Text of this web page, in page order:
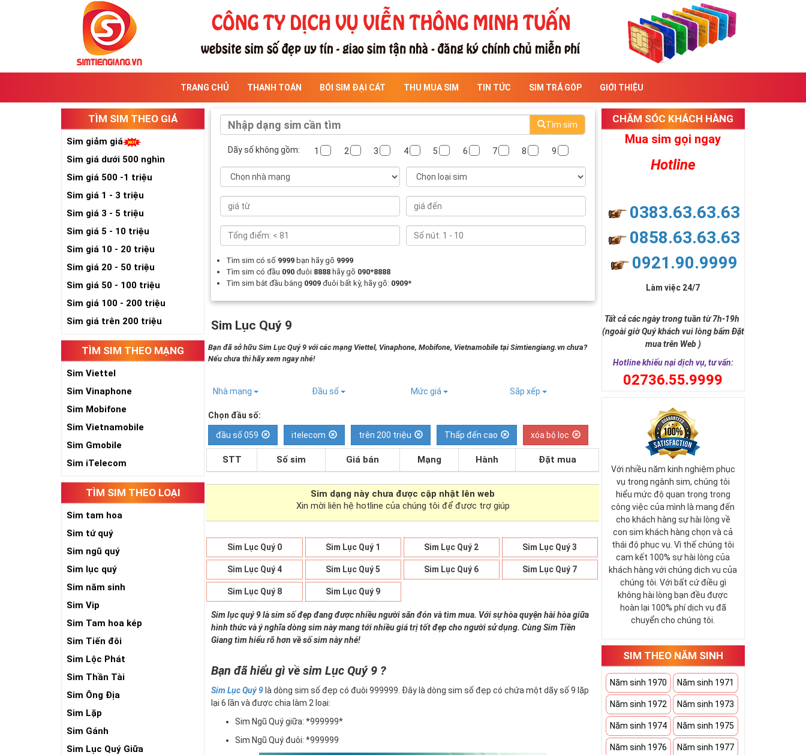
TRANG CHỦ THANH TOÁN BÓI SIM ĐẠI CÁT THU MUA SIM TIN TỨC SIM TRẢ GÓP GIỚI THIỆU
TÌM SIM THEO GIÁ
Sim giảm giá
Sim giá dưới 500 nghìn
Sim giá 500 -1 triệu
Sim giá 1 - 3 triệu
Sim giá 3 - 5 triệu
Sim giá 5 - 10 triệu
Sim giá 10 - 20 triệu
Sim giá 20 - 50 triệu
Sim giá 50 - 100 triệu
Sim giá 100 - 200 triệu
Sim giá trên 200 triệu
TÌM SIM THEO MẠNG
Sim Viettel
Sim Vinaphone
Sim Mobifone
Sim Vietnamobile
Sim Gmobile
Sim iTelecom
TÌM SIM THEO LOẠI
Sim tam hoa
Sim tứ quý
Sim ngũ quý
Sim lục quý
Sim năm sinh
Sim Vip
Sim Tam hoa kép
Sim Tiến đôi
Sim Lộc Phát
Sim Thần Tài
Sim Ông Địa
Sim Lặp
Sim Gánh
Sim Lục Quý Giữa
Tìm sim
Dãy số không gồm: 1 2 3 4 5 6 7 8 9
Tìm sim có số 9999 bạn hãy gõ 9999
Tìm sim có đầu 090đuôi 8888 hãy gõ 090*8888
Tìm sim bắt đầu bằng 0909 đuôi bất kỳ, hãy gõ: 0909*
Sim Lục Quý 9
Bạn đã sở hữu Sim Lục Quý 9 với các mạng Viettel, Vinaphone, Mobifone, Vietnamobile tại Simtiengiang.vn chưa?
Nếu chưa thì hãy xem ngay nhé!
Nhà mạng Đầu số Mức giá Sắp xếp
Chọn đầu số:
đầu số 059 itelecom trên 200 triệu Thấp đến cao xóa bộ lọc
STT Số sim Giá bán Mạng Hành Đặt mua
Sim dạng này chưa được cập nhật lên web
Xin mời liên hệ hotline của chúng tôi để được trợ giúp
Sim Lục Quý 0 Sim Lục Quý 1 Sim Lục Quý 2 Sim Lục Quý 3
Sim Lục Quý 4 Sim Lục Quý 5 Sim Lục Quý 6 Sim Lục Quý 7
Sim Lục Quý 8 Sim Lục Quý 9
Sim lục quý 9 là sim số đẹp đang được nhiều người săn đón và tìm mua. Với sự hòa quyện hài hòa giữa
hình thức và ý nghĩa dòng sim này mang tới nhiều giá trị tốt đẹp cho người sử dụng. Cùng Sim Tiền
Giang tìm hiểu rõ hơn về số sim này nhé!
Bạn đã hiểu gì về sim Lục Quý 9 ?
Sim Lục Quý 9 là dòng sim số đẹp có đuôi 999999. Đây là dòng sim số đẹp có chứa một dãy số 9 lặp
lại 6 lần và được chia làm 2 loại:
Sim Ngũ Quý giữa: *999999*
Sim Ngũ Quý đuôi: *999999
CHĂM SÓC KHÁCH HÀNG
Mua sim gọi ngay
Hotline
0383.63.63.63
0858.63.63.63
0921.90.9999
Làm việc 24/7
Tất cả các ngày trong tuần từ 7h-19h
(ngoài giờ Quý khách vui lòng bấm Đặt
mua trên Web )
Hotline khiếu nại dịch vụ, tư vấn:
02736.55.9999
Với nhiều năm kinh nghiệm phục
vụ trong ngành sim, chúng tôi
hiểu mức độ quan trọng trong
công việc của mình là mang đến
cho khách hàng sự hài lòng về
con sim khách hàng chọn và cả
thái độ phục vụ. Vì thế chúng tôi
cam kết 100% sự hài lòng của
khách hàng với chúng dịch vụ của
chúng tôi. Với bất cứ điều gì
không hài lòng bạn đều được
hoàn lại 100% phí dịch vụ đã
chuyển cho chúng tôi.
SIM THEO NĂM SINH
Năm sinh 1970 Năm sinh 1971
Năm sinh 1972 Năm sinh 1973
Năm sinh 1974 Năm sinh 1975
Năm sinh 1976 Năm sinh 1977